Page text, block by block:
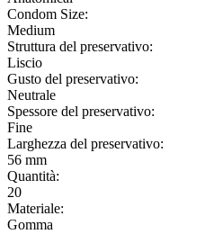
Condom Size:
Medium
Struttura del preservativo:
Liscio
Gusto del preservativo:
Neutrale
Spessore del preservativo:
Fine
Larghezza del preservativo:
56 mm
Quantità:
20
Materiale:
Gomma